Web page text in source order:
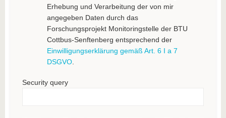
Erhebung und Verarbeitung der von mir
angegeben Daten durch das
Forschungsprojekt Monitoringstelle der BTU
Cottbus-Senftenberg entsprechend der
Einwilligungserklärung gemäß Art. 6 I a 7
DSGVO
Security query